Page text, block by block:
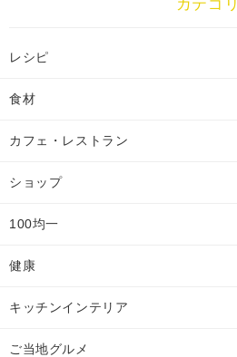
カテゴリ
レシピ
食材
カフェ・レストラン
ショップ
100均一
健康
キッチンインテリア
ご当地グルメ